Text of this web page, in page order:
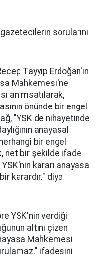
sorularını
Tayyip Erdoğan'ın
Mahkemesi'ne
anımsatılarak,
önünde bir engel
"YSK de nihayetinde
anayasal
bir engel
net bir şekilde ifade
kararı anayasa
karardır." diye
YSK'nin verdiği
altını çizen
Mahkemesi
ifadesini